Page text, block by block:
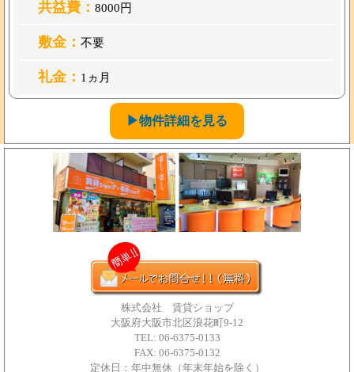
共益費： 8000円
敷金： 不要
礼金： 1ヵ月
▶物件詳細を見る
株式会社 賃貸ショップ
大阪府大阪市北区浪花町9-12
TEL: 06-6375-0133
FAX: 06-6375-0132
定休日：年中無休（年末年始を除く）